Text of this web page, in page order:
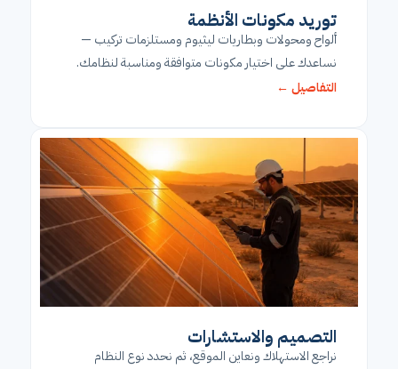
توريد مكونات الأنظمة
ألواح ومحولات وبطاريات ليثيوم ومستلزمات تركيب —
نساعدك على اختيار مكونات متوافقة ومناسبة لنظامك.
التفاصيل ←
التصميم والاستشارات
نراجع الاستهلاك ونعاين الموقع، ثم نحدد نوع النظام